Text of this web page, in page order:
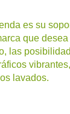
es su
que
las
lavados.